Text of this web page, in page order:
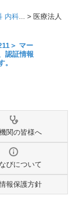
内科... > 医療法人
関の皆様へ
びについて
報保護方針